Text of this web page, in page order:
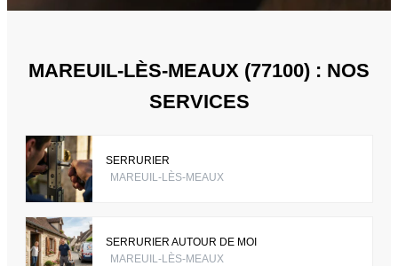
MAREUIL-LÈS-MEAUX (77100) : NOS
SERVICES
SERRURIER
MAREUIL-LÈS-MEAUX
SERRURIER AUTOUR DE MOI
MAREUIL-LÈS-MEAUX